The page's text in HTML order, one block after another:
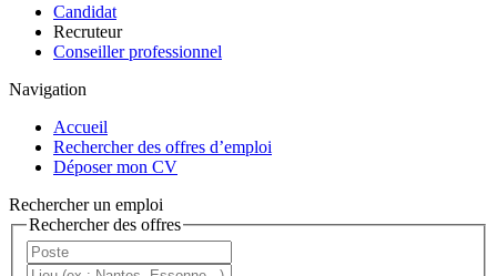
Candidat
Recruteur
Conseiller professionnel
Navigation
Accueil
Rechercher des offres d’emploi
Déposer mon CV
Rechercher un emploi
Rechercher des offres